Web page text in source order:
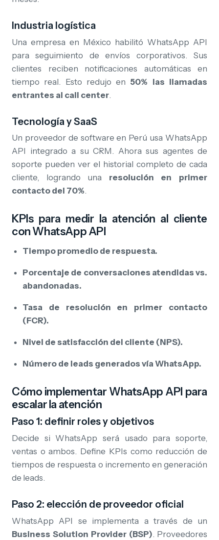
Industria logística
Una empresa en México habilitó WhatsApp API
para seguimiento de envíos corporativos. Sus
clientes reciben notificaciones automáticas en
tiempo real. Esto redujo en 50% las llamadas
entrantes al call center.
Tecnología y SaaS
Un proveedor de software en Perú usa WhatsApp
API integrado a su CRM. Ahora sus agentes de
soporte pueden ver el historial completo de cada
cliente, logrando una resolución en primer
contacto del 70%.
KPIs para medir la atención al cliente
con WhatsApp API
Tiempo promedio de respuesta.
Porcentaje de conversaciones atendidas vs.
abandonadas.
Tasa de resolución en primer contacto
(FCR).
Nivel de satisfacción del cliente (NPS).
Número de leads generados vía WhatsApp.
Cómo implementar WhatsApp API para
escalar la atención
Paso 1: definir roles y objetivos
Decide si WhatsApp será usado para soporte,
ventas o ambos. Define KPIs como reducción de
tiempos de respuesta o incremento en generación
de leads.
Paso 2: elección de proveedor oficial
WhatsApp API se implementa a través de un
Business Solution Provider (BSP). Proveedores